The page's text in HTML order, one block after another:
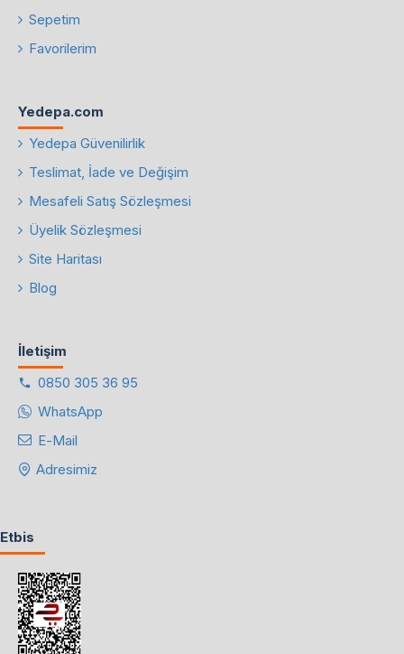
Sepetim
Favorilerim
Yedepa.com
Yedepa Güvenilirlik
Teslimat, İade ve Değişim
Mesafeli Satış Sözleşmesi
Üyelik Sözleşmesi
Site Haritası
Blog
İletişim
0850 305 36 95
WhatsApp
E-Mail
Adresimiz
Etbis